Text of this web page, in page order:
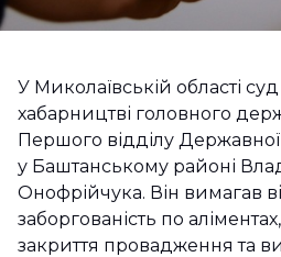
У Миколаївській області
хабарництві головного
Першого відділу
у Баштанському районі
Онофрійчука. Він вимагав
заборгованість по
закриття провадження та